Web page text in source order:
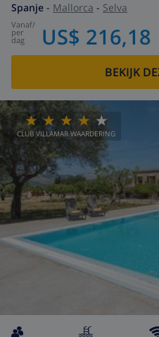
Spanje - Mallorca - Selva
vanaf/
per
dag US$ 216,18
BEKIJK
CLUB VILLAMAR WAARDERING